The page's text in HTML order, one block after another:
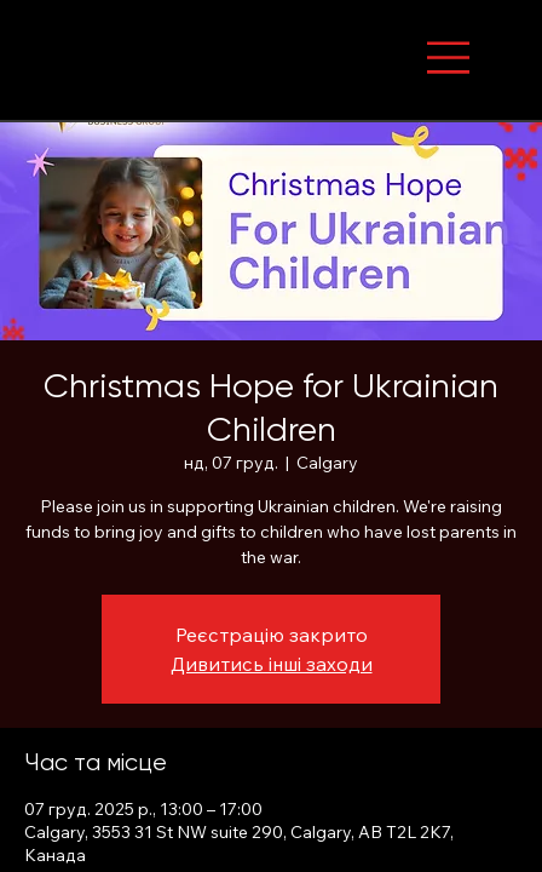
Christmas Hope for Ukrainian
Children
нд, 07 груд.
  |
Calgary
Please join us in supporting Ukrainian children. We're raising
funds to bring joy and gifts to children who have lost parents in
the war.
Реєстрацію закрито
Дивитись інші заходи
Час та місце
07 груд. 2025 р., 13:00 – 17:00
Calgary, 3553 31 St NW suite 290, Calgary, AB T2L 2K7,
Канада